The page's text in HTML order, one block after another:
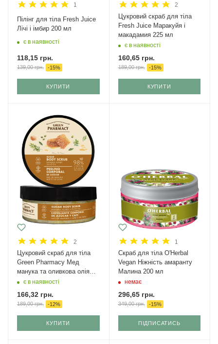
1
Пілінг для тіла Fresh Juice
Лічі і імбир 200 мл
є в наявності
118,15 грн.
139,00грн. -15%
КУПИТИ
2
Цукровий скраб для тіла
Fresh Juice Маракуйя і
макадамия 225 мл
є в наявності
160,65грн.
189,00грн. -15%
КУПИТИ
2
Цукровий скраб для тіла
Green Pharmacy Мед
манука та оливкова олія
200 мл
є в наявності
166,32 грн.
189,00грн. -12%
КУПИТИ
1
Скраб для тіла O'Herbal
Vegan Ніжність амаранту
Малина 200 мл
немає
296,65грн.
349,00грн. -15%
ПІДПИСАТИСЬ